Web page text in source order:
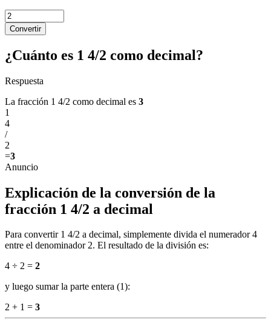
Convertir
¿Cuánto es 1 4/2 como decimal?
Respuesta
La fracción 1 4/2 como decimal es 3
1
4
/
2
=3
Explicación de la conversión de la
fracción 1 4/2 a decimal
Para convertir 1 4/2 a decimal, simplemente divida el numerador 4
entre el denominador 2. El resultado de la división es:
4 ÷ 2 = 2
y luego sumar la parte entera (1):
2 + 1 = 3